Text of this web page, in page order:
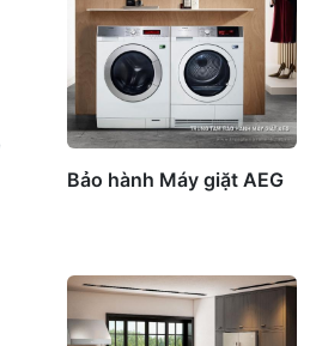
Bảo hành Máy giặt AEG